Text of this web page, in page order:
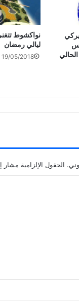
نواكشوط
ليالي رمضان
19/05/2018
الحقول الإلزامية مشار